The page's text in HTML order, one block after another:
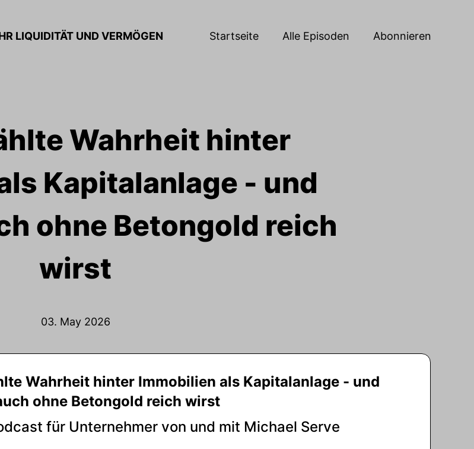
LIQUIDITÄT UND VERMÖGEN Startseite Alle Episoden Abonnieren
Wahrheit hinter
Kapitalanlage - und
ohne Betongold reich
wirst
03. May 2026